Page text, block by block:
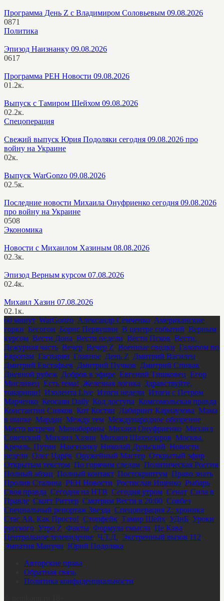
Программа День Z с Владимиром Соловьевым 09.08.2026
0871
Политика
Эпизод Наизнанку 09.08.2026
0617
Программа РЕН Новости 09.08.2026
01.2к.
Выпуск с Тамиром Шейхом 09.08.2026
02.2к.
Спецоперация
Свежий выпуск Юрия Подоляки сегодня 09.08.2026 про
войну на Украине
02к.
Выпуск WarGonzo 09.08.2026
02.5к.
Последние новости Михаила Онуфриенко сегодня 09.08.2026
про войну на Украине
0508
Экономика
Новости с Михаилом Хазиным 08.08.2026
02.3к.
Эпизод Верным курсом 07.08.2026
02.4к.
Михаил Хазин 07.08.2026
02.1к.
60 минут, WarGonzo Александр Семченко Американские
горки Бесогон Борис Первушин В центре событий Верным
курсом Вести Дона Вести недели Вести Псков Вести.
Дежурная часть Вечер Вечер Z Военные сводки Галопом по
Европам Гаспарян Главное День Z Дмитрий Василец
Дмитрий Евстафьев Дмитрий Пучков Дмитрий Спивак
Дневной рубеж Добров в эфире Евгений Тишковец Егор
Мисливец Есть тема! Железная логика Здравствуйте,
товарищи! Изолента Live Итоги недели Итоги с Петром
Марченко Кеосаян Daily, Код доступа Комсомольская правда
Константин Сивков Кот Костян Лабиринт Карнаухова Мама
в шапке Мардан Между тем Международное обозрение
Место встречи Минобороны Михаил Онуфриенко Михаил
Советский Михаил Хазин Михаил Шахназаров Москва.
Кремль. Путин Наизнанку, Николай Дульский Новости
недели Олег Царёв Оружейный Мастер Открытый эфир
Открытым текстом По горячим следам Политическая Россия
Полный абзац Полный контакт, Постскриптум Право знать
Пролив Сталина РЕН Новости Ростислав Ищенко Рыбарь
Своя правда Сегодня на НТВ Сегодня утром Сенат, Сила в
Правде Скотт Риттер Смотрим Вести в 20:00 Совбез
Специальный репортаж Звезда Спецоперация Z: хроника
Стас Ай, Как Просто! Стопфейк Тамир Шейх УДнБ Уроки
русского Утро Z Факты Формула смысла Це Кава
Центральное телевидение Ч.Т.Д. Экстренный вызов 112
Эмпатия Манучи Юрий Подоляка
Авторские права
Обратная связь
Политика конфиденциальности